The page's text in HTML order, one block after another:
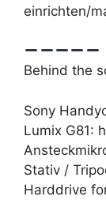
einrichten/
Behind the
Sony
Lumix G81:
Stativ /
Harddrive